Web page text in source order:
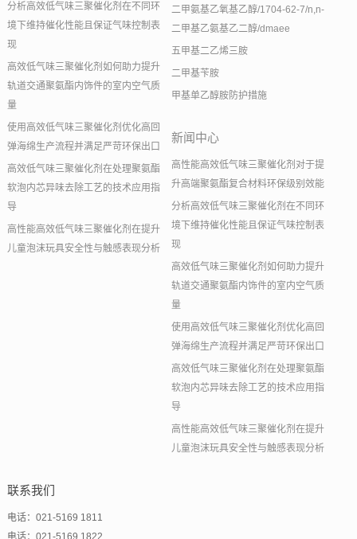
分析高效低气味三聚催化剂在不同环
境下维持催化性能且保证气味控制表
现
高效低气味三聚催化剂如何助力提升
轨道交通聚氨酯内饰件的室内空气质
量
使用高效低气味三聚催化剂优化高回
弹海绵生产流程并满足严苛环保出口
高效低气味三聚催化剂在处理聚氨酯
软泡内芯异味去除工艺的技术应用指
导
高性能高效低气味三聚催化剂在提升
儿童泡沫玩具安全性与触感表现分析
二甲氨基乙氧基乙醇/1704-62-7/n,n-
二甲基乙氨基乙二醇/dmaee
五甲基二乙烯三胺
二甲基苄胺
甲基单乙醇胺防护措施
新闻中心
高性能高效低气味三聚催化剂对于提
升高端聚氨酯复合材料环保级别效能
分析高效低气味三聚催化剂在不同环
境下维持催化性能且保证气味控制表
现
高效低气味三聚催化剂如何助力提升
轨道交通聚氨酯内饰件的室内空气质
量
使用高效低气味三聚催化剂优化高回
弹海绵生产流程并满足严苛环保出口
高效低气味三聚催化剂在处理聚氨酯
软泡内芯异味去除工艺的技术应用指
导
高性能高效低气味三聚催化剂在提升
儿童泡沫玩具安全性与触感表现分析
联系我们
电话：021-5169 1811